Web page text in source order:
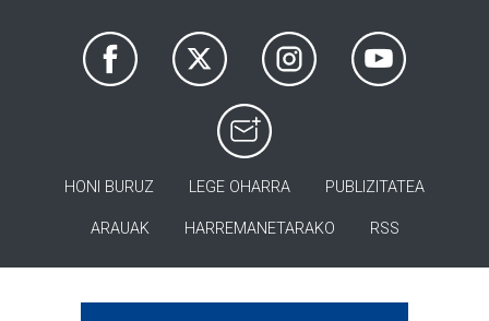
HONI BURUZ LEGE OHARRA PUBLIZITATEA
ARAUAK HARREMANETARAKO RSS